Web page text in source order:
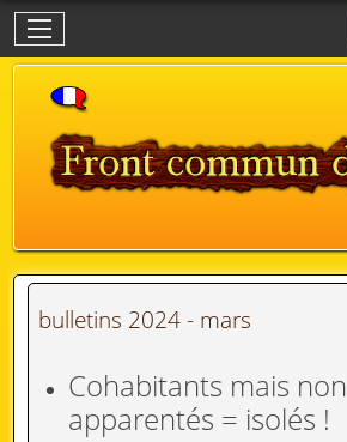
bulletins 2024 - mars
Cohabitants mais non
apparentés = isolés !